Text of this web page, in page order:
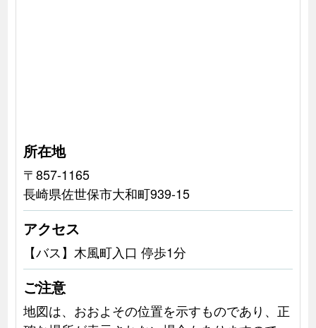
所在地
〒857-1165
長崎県佐世保市大和町939-15
アクセス
【バス】木風町入口 停歩1分
ご注意
地図は、おおよその位置を示すものであり、正